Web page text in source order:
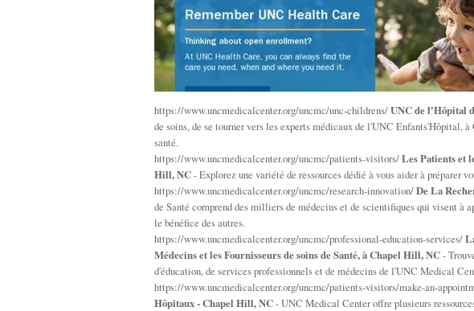
https://www.uncmedicalcenter.org/uncmc/unc-childrens/UNC de l'Hôpital
de soins, de se tourner vers les experts médicaux de l'UNC Enfants'Hôpital,
santé.
https://www.uncmedicalcenter.org/uncmc/patients-visitors/Les Patients et
Hill, NC- Explorez une variété de ressources dédié à vous aider à préparer
https://www.uncmedicalcenter.org/uncmc/research-innovation/De La
de Santé comprend des milliers de médecins et de scientifiques qui visent à
le bénéfice des autres.
https://www.uncmedicalcenter.org/uncmc/professional-education-services/
Médecins et les Fournisseurs de soins de Santé, à Chapel Hill, NC-
d'éducation, de services professionnels et de médecins de l'UNC Medical
https://www.uncmedicalcenter.org/uncmc/patients-visitors/make-an-
Hôpitaux - Chapel Hill, NC- UNC Medical Center offre plusieurs